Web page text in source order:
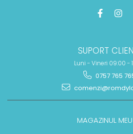
SUPORT
Luni - Vineri 09:00 -
0757 765
MAGAZINUL MEU